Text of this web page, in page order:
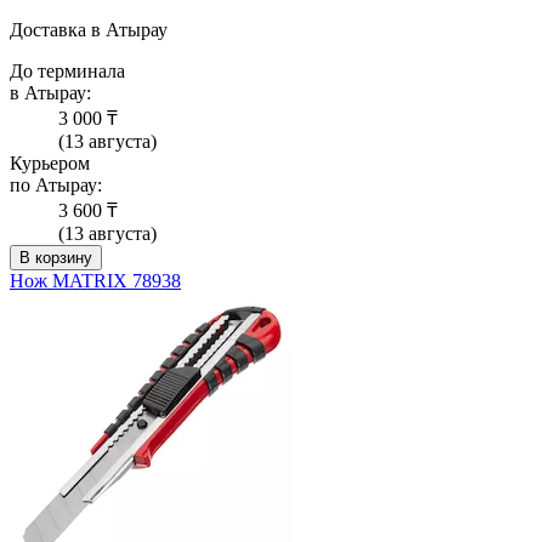
Доставка в Атырау
До терминала
в Атырау:
3 000 ₸
(13 августа)
Курьером
по Атырау:
3 600 ₸
(13 августа)
В корзину
Нож MATRIX 78938